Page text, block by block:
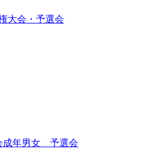
大会・予選会
成年男女 予選会